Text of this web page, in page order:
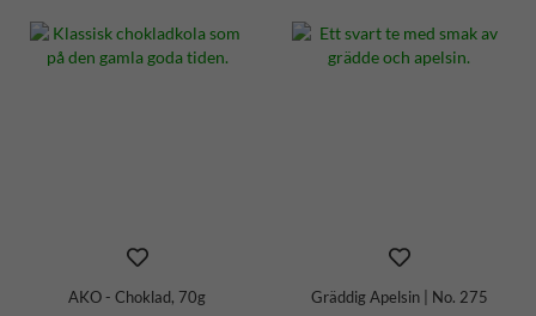
AKO - Choklad, 70g Gräddig Apelsin | No. 275